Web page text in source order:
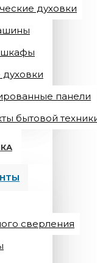
духовки
шкафы
духовки
панели
бытовой
сверления